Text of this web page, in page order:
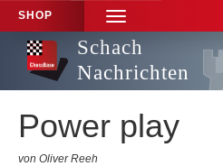
SHOP
TOGGLE
NAVIGATION
Schach
Nachrichten
Power play
von Oliver Reeh